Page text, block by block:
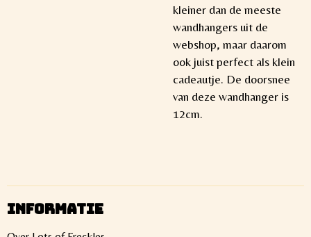
kleiner dan de meeste
wandhangers uit de
webshop, maar daarom
ook juist perfect als klein
cadeautje. De doorsnee
van deze wandhanger is
12cm.
INFORMATIE